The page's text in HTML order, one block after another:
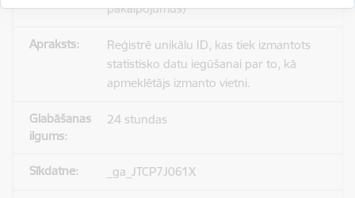
pakalpojumus)
Reģistrē unikālu ID, kas tiek izmantots
statistisko datu iegūšanai par to, kā
apmeklētājs izmanto vietni.
24 stundas
_ga_JTCP7J061X